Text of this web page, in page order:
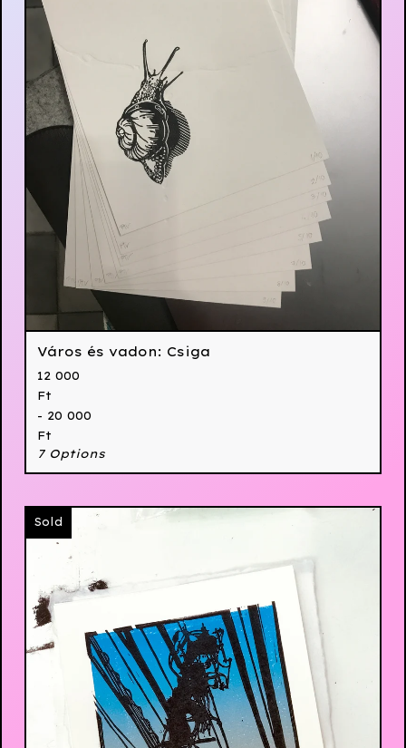
Város és vadon: Csiga
12 000
Ft
- 20 000
Ft
7 Options
Sold